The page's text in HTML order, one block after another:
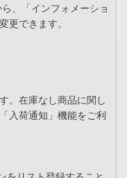
、「インフォメーショ
更できます。
。在庫なし商品に関し
入荷通知」機能をご利